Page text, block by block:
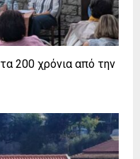
200 χρόνια από την